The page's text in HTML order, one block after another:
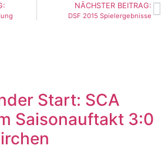
NÄCHSTER BEITRAG:
DSF 2015 Spielergebnisse
Start: SCA
Saisonauftakt 3:0